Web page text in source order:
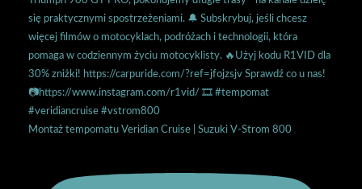
Montaż tempomatu Veridian Cruise | Suzuki V-Strom 800